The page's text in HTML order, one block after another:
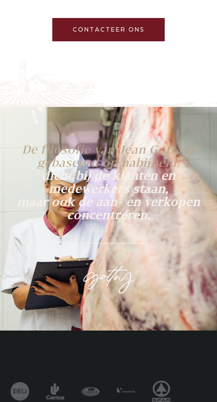
CONTACTEER ONS
De filosofie van Jean Gotta is
gebaseerd op nabijheid:
dicht bij de klanten en
medewerkers staan,
maar ook de aan- en verkopen
concentreren.